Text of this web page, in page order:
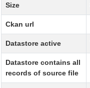
Size
Ckan url
Datastore active
Datastore contains all
records of source file